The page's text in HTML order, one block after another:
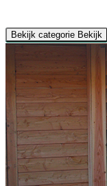
Bekijk categorie Bekijk